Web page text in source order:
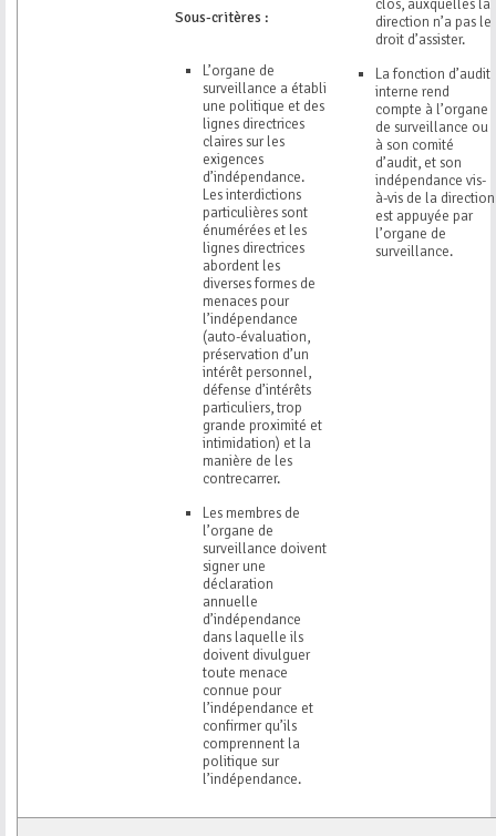
Sous-critères :
L’organe de
surveillance a établi
une politique et des
lignes directrices
claires sur les
exigences
d’indépendance.
Les interdictions
particulières sont
énumérées et les
lignes directrices
abordent les
diverses formes de
menaces pour
l’indépendance
(auto-évaluation,
préservation d’un
intérêt personnel,
défense d’intérêts
particuliers, trop
grande proximité et
intimidation) et la
manière de les
contrecarrer.
Les membres de
l’organe de
surveillance doivent
signer une
déclaration
annuelle
d’indépendance
dans laquelle ils
doivent divulguer
toute menace
connue pour
l’indépendance et
confirmer qu’ils
comprennent la
politique sur
l’indépendance.
clos, auxquelles la
direction n’a pas le
droit d’assister.
La fonction d’audit
interne rend
compte à l’organe
de surveillance ou
à son comité
d’audit, et son
indépendance vis-
à-vis de la direction
est appuyée par
l’organe de
surveillance.